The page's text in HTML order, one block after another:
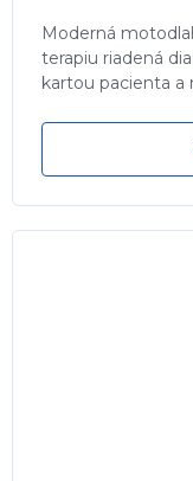
Moderná
terapiu riadená
kartou pacienta